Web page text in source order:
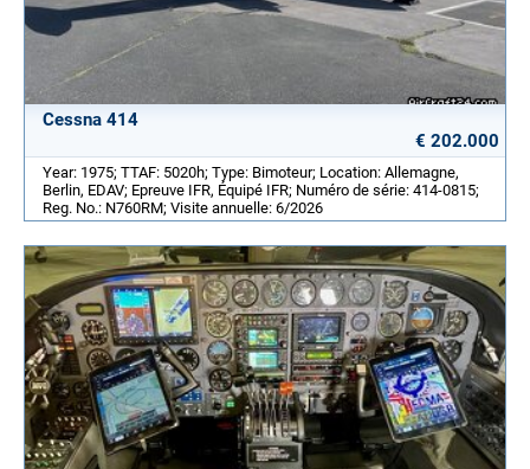
Cessna 414
€ 202.000
Year: 1975; TTAF: 5020h; Type: Bimoteur; Location: Allemagne,
Berlin, EDAV; Epreuve IFR, Équipé IFR; Numéro de série: 414-0815;
Reg. No.: N760RM; Visite annuelle: 6/2026